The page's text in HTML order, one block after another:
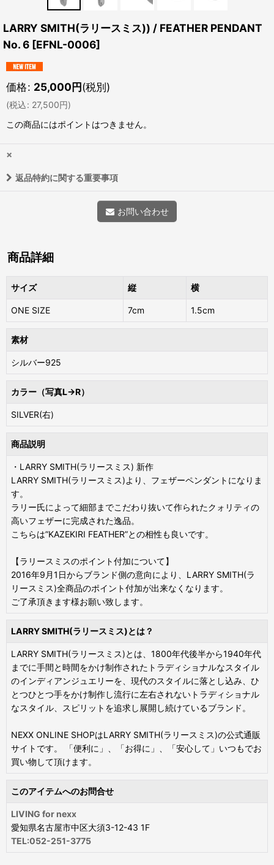
LARRY SMITH(ラリースミス)) / FEATHER PENDANT
No. 6 [EFNL-0006]
価格: 25,000円(税別)
(税込: 27,500円)
この商品にはポイントはつきません。
×
返品特約に関する重要事項
お問い合わせ
商品詳細
サイズ 縦 横
ONE SIZE 7cm 1.5cm
素材
シルバー925
カラー（写真L→R）
SILVER(右)
商品説明
・LARRY SMITH(ラリースミス) 新作
LARRY SMITH(ラリースミス)より、フェザーペンダントになりま
す。
ラリー氏によって細部までこだわり抜いて作られたクォリティの
高いフェザーに完成された逸品。
こちらは”KAZEKIRI FEATHER”との相性も良いです。
【ラリースミスのポイント付加について】
2016年9月1日からブランド側の意向により、LARRY SMITH(ラ
リースミス)全商品のポイント付加が出来なくなります。
ご了承頂きます様お願い致します。
LARRY SMITH(ラリースミス)とは？
LARRY SMITH(ラリースミス)とは、1800年代後半から1940年代
までに手間と時間をかけ制作されたトラディショナルなスタイル
のインディアンジュエリーを、現代のスタイルに落とし込み、ひ
とつひとつ手をかけ制作し流行に左右されないトラディショナル
なスタイル、スピリットを追求し展開し続けているブランド。
NEXX ONLINE SHOPはLARRY SMITH(ラリースミス)の公式通販
サイトです。 「便利に」、「お得に」、「安心して」いつもでお
買い物して頂けます。
このアイテムへのお問合せ
LIVING for nexx
愛知県名古屋市中区大須3-12-43 1F
TEL:052-251-3775